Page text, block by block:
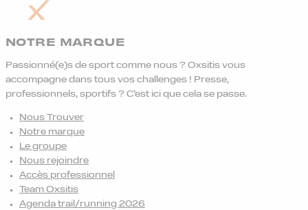
NOTRE MARQUE
Passionné(e)s de sport comme nous ? Oxsitis vous
accompagne dans tous vos challenges ! Presse,
professionnels, sportifs ? C’est ici que cela se passe.
Nous Trouver
Notre marque
Le groupe
Nous rejoindre
Accès professionnel
Team Oxsitis
Agenda trail/running 2026